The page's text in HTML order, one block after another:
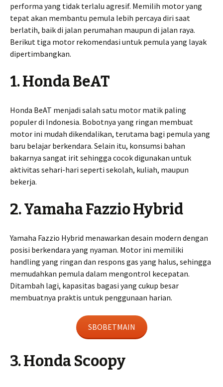
performa yang tidak terlalu agresif. Memilih motor yang
tepat akan membantu pemula lebih percaya diri saat
berlatih, baik di jalan perumahan maupun di jalan raya.
Berikut tiga motor rekomendasi untuk pemula yang layak
dipertimbangkan.
1. Honda BeAT
Honda BeAT menjadi salah satu motor matik paling
populer di Indonesia. Bobotnya yang ringan membuat
motor ini mudah dikendalikan, terutama bagi pemula yang
baru belajar berkendara. Selain itu, konsumsi bahan
bakarnya sangat irit sehingga cocok digunakan untuk
aktivitas sehari-hari seperti sekolah, kuliah, maupun
bekerja.
2. Yamaha Fazzio Hybrid
Yamaha Fazzio Hybrid menawarkan desain modern dengan
posisi berkendara yang nyaman. Motor ini memiliki
handling yang ringan dan respons gas yang halus, sehingga
memudahkan pemula dalam mengontrol kecepatan.
Ditambah lagi, kapasitas bagasi yang cukup besar
membuatnya praktis untuk penggunaan harian.
SBOBETMAIN
3. Honda Scoopy